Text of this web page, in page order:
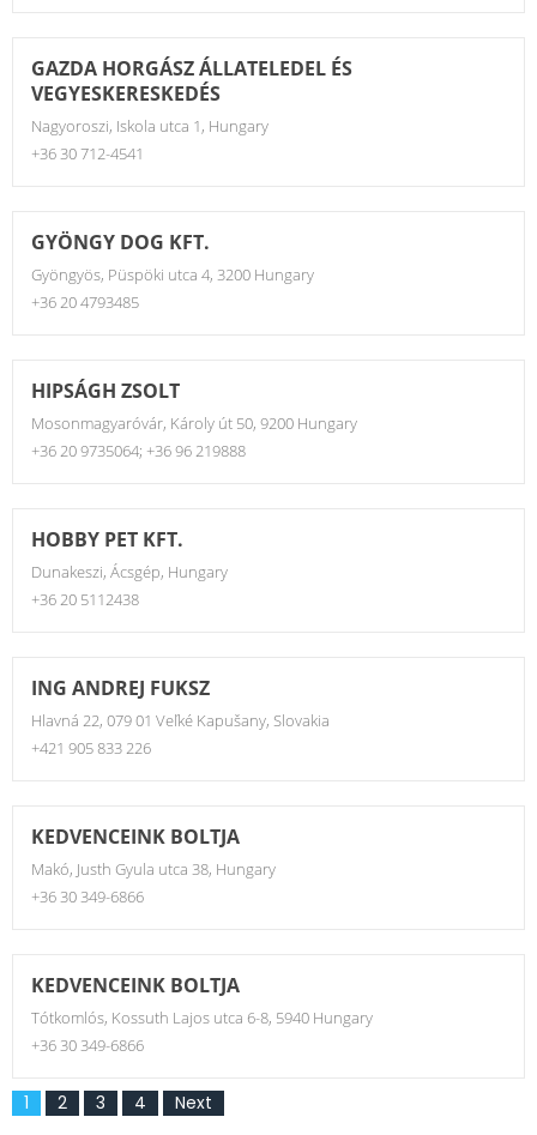
GAZDA HORGÁSZ ÁLLATELEDEL ÉS
VEGYESKERESKEDÉS
Nagyoroszi, Iskola utca 1, Hungary
+36 30 712-4541
GYÖNGY DOG KFT.
Gyöngyös, Püspöki utca 4, 3200 Hungary
+36 20 4793485
HIPSÁGH ZSOLT
Mosonmagyaróvár, Károly út 50, 9200 Hungary
+36 20 9735064; +36 96 219888
HOBBY PET KFT.
Dunakeszi, Ácsgép, Hungary
+36 20 5112438
ING ANDREJ FUKSZ
Hlavná 22, 079 01 Veľké Kapušany, Slovakia
+421 905 833 226
KEDVENCEINK BOLTJA
Makó, Justh Gyula utca 38, Hungary
+36 30 349-6866
KEDVENCEINK BOLTJA
Tótkomlós, Kossuth Lajos utca 6-8, 5940 Hungary
+36 30 349-6866
1 2 3 4 Next